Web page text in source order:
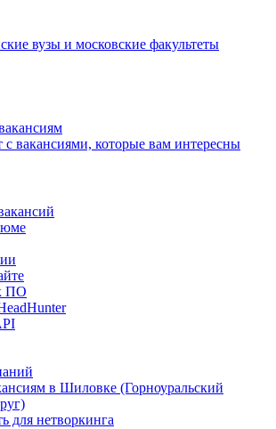
вузы и московские факультеты
с вакансиями, которые вам интересны
ПО
в Шиловке (Горноуральский
для нетворкинга